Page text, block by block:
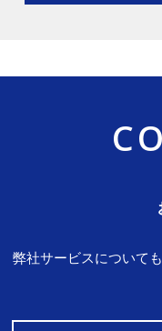
弊社サービスについて